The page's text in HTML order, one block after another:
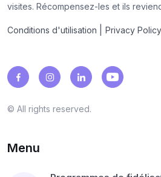
visites. Récompensez-les et ils
Conditions d'utilisation Privacy Policy
© All rights reserved.
Menu